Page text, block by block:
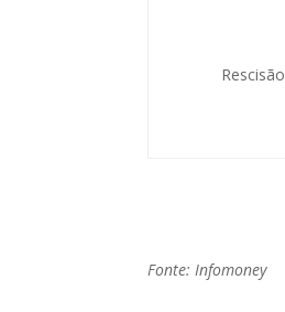
Rescisão
Fonte: Infomoney